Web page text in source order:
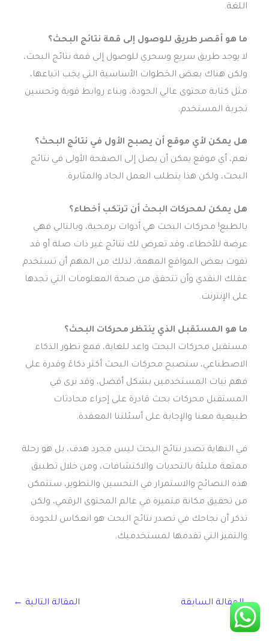
اللغة.
ما هو أقصر طريق للوصول إلى قمة نتائج البحث؟
لا يوجد طريق سريع وسحري للوصول إلى قمة نتائج البحث،
ولكن هناك بعض الخطوات الأساسية التي يجب اتباعها،
مثل كتابة محتوى عالي الجودة، وبناء روابط قوية وتحسين
تجربة المستخدم.
هل يمكن لأي موقع أن يصبح الأول في نتائج البحث؟
نعم، أي موقع يمكن أن يصل إلى الصفحة الأولى في نتائج
البحث، ولكن هذا يتطلب العمل الجاد والمثابرة.
هل يمكن لمحركات البحث أن ترتكب أخطاء؟
بالطبع! محركات البحث هي أدوات برمجية، وبالتالي فهي
عرضة للأخطاء، وقد تعرض لك نتائج غير ذات صلة أو قد
تفوت بعض المواقع المهمة، لذلك من المهم أن تستخدم
عقلك النقدي وأن تتحقق من صحة المعلومات التي تجدها
على الإنترنت.
ما هو المستقبل الذي ينتظر محركات البحث؟
مستقبل محركات البحث واعد للغاية، فمع تطور الذكاء
الاصطناعي، ستصبح محركات البحث أكثر ذكاءً وقدرة على
فهم نيات المستخدمين بشكل أفضل، وقد نرى في
المستقبل محركات بحث قادرة على إجراء محادثات
طبيعية معنا والإجابة على أسئلتنا المعقدة.
في النهاية تصدر نتائج البحث ليس مجرد هدف، بل هو رحلة
ممتعة مليئة بالتحديات والاكتشافات، ومن خلال تطبيق
هذه النصائح والاستمرار في التحسين والتطوير، ستتمكن
من تحقيق مكانة متميزة في عالم المحتوى الرقمي، ولكن
تذكر أن نجاحك في تصدر نتائج البحث هو انعكاس للجودة
والتميز التي تقدمها لمستخدميك.
→المقالة السابقة المقالة التالية ←